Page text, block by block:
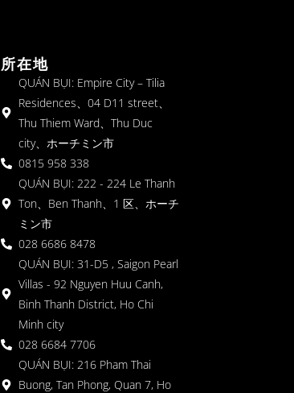
所在地
QUÁN BỤI: Empire City – Tilia
Residences、04 D11 street、
Thu Thiem Ward、Thu Duc
city、ホーチミン市
0815 958 338
QUÁN BỤI: 222 - 224 Le Thanh
Ton、Ben Thanh、1 区、ホーチ
ミン市
028 6686 8478
QUÁN BỤI: 31-D5 , Saigon Pearl
Villas - 92 Nguyen Huu Canh,
Binh Thanh District, Ho Chi
Minh city
028 6684 7706
QUÁN BỤI: 216 Pham Thai
Buong, Tan Phong, Quan 7, Ho